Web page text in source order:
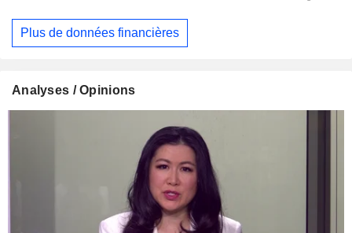
Plus de données financières
Analyses / Opinions